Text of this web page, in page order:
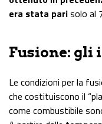
era stata parisolo al
Fusione:
Le condizioni per la
che costituiscono il
come combustibile